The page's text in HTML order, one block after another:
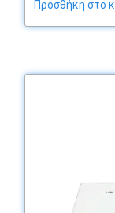
Προσθήκη στο